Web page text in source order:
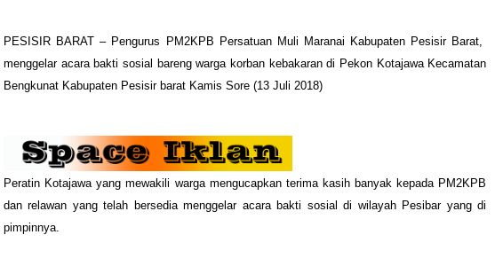
PESISIR BARAT – Pengurus PM2KPB Persatuan Muli Maranai Kabupaten Pesisir Barat,
menggelar acara bakti sosial bareng warga korban kebakaran di Pekon Kotajawa Kecamatan
Bengkunat Kabupaten Pesisir barat Kamis Sore (13 Juli 2018)
Peratin Kotajawa yang mewakili warga mengucapkan terima kasih banyak kepada PM2KPB
dan relawan yang telah bersedia menggelar acara bakti sosial di wilayah Pesibar yang di
pimpinnya.